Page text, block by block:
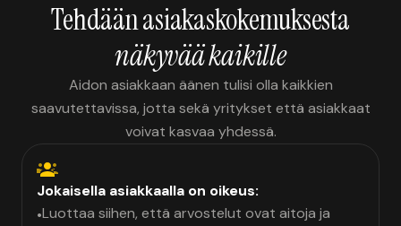
Tehdään asiakaskokemuksesta
näkyvää kaikille
Aidon asiakkaan äänen tulisi olla kaikkien
saavutettavissa, jotta sekä yritykset että asiakkaat
voivat kasvaa yhdessä.
Jokaisella asiakkaalla on oikeus:
•Luottaa siihen, että arvostelut ovat aitoja ja